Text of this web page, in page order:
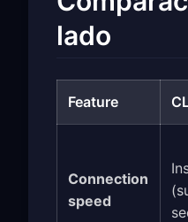
lado
Feature
Connection
speed